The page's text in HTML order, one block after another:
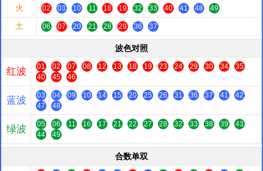
火 02 03 10 11 18 19 32 33 40 41 48 49
土 06 07 20 21 28 29 36 37
波色对照
红波 01 02 07 08 12 13 18 19 23 24 29 30 34
35
40
45 46
蓝波 03 04 09 10 14 15 20 25 26 31 36 37 41
42
47
48
绿波 05 06 11 16 17 21 22 27 28 32 33 38 39
43
44
49
合数单双